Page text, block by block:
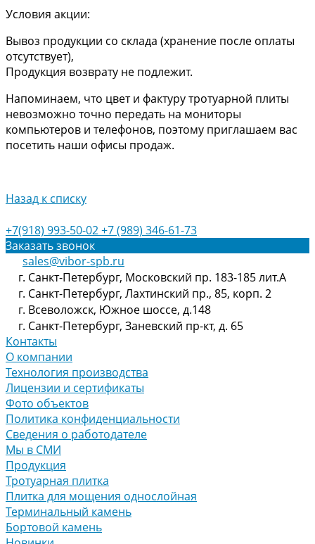
Условия акции:
Вывоз продукции со склада (хранение после оплаты
отсутствует),
Продукция возврату не подлежит.
Напоминаем, что цвет и фактуру тротуарной плиты
невозможно точно передать на мониторы
компьютеров и телефонов, поэтому приглашаем вас
посетить наши офисы продаж.
Назад к списку
+7(918) 993-50-02+7 (989) 346-61-73
Заказать звонок
sales@vibor-spb.ru
г. Санкт-Петербург, Московский пр. 183-185 лит.А
г. Санкт-Петербург, Лахтинский пр., 85, корп. 2
г. Всеволожск, Южное шоссе, д.148
г. Санкт-Петербург, Заневский пр-кт, д. 65
Контакты
О компании
Технология производства
Лицензии и сертификаты
Фото объектов
Политика конфиденциальности
Сведения о работодателе
Мы в СМИ
Продукция
Тротуарная плитка
Плитка для мощения однослойная
Терминальный камень
Бортовой камень